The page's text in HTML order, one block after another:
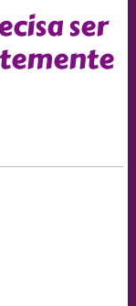
ser